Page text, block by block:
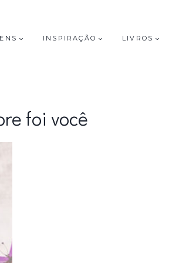
INSPIRAÇÃO LIVROS
foi você